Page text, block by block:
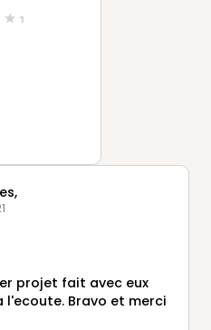
projet fait avec eux
l'ecoute. Bravo et merci